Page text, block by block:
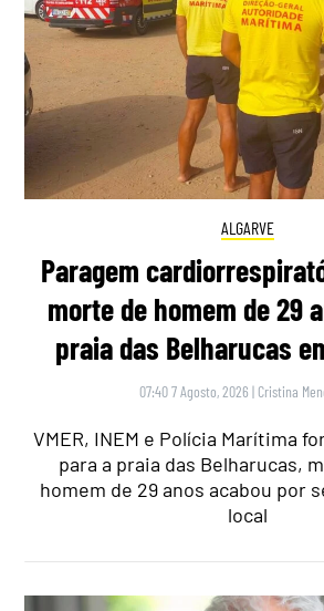
ALGARVE
Paragem
morte de homem de 29
praia das Belharucas
07:40 7 Agosto, 2026 | Cristina
VMER, INEM e Polícia Marítima
para a praia das Belharucas,
homem de 29 anos acabou por
local